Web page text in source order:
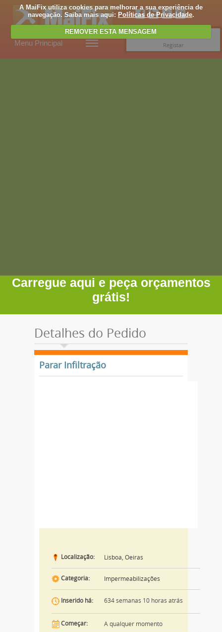
A MaiFix utiliza cookies para melhorar a sua experiência de
navegação. Saiba mais aqui: Políticas de Privacidade.
REMOVER ESTA MENSAGEM
Menu Principal
Registar
Carregue aqui e peça orçamentos
grátis!
Detalhes do Pedido
Parar Infiltração
Localização: Lisboa, Oeiras
Categoria: Impermeabilizações
Inserido há: 634 semanas 10 horas atrás
Começar: A qualquer momento